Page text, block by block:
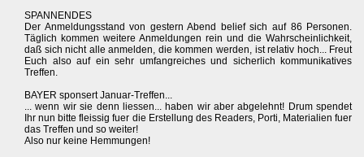
SPANNENDES
Der Anmeldungsstand von gestern Abend belief sich auf 86 Personen.
Täglich kommen weitere Anmeldungen rein und die Wahrscheinlichkeit,
daß sich nicht alle anmelden, die kommen werden, ist relativ hoch... Freut
Euch also auf ein sehr umfangreiches und sicherlich kommunikatives
Treffen.
BAYER sponsert Januar-Treffen...
... wenn wir sie denn liessen... haben wir aber abgelehnt! Drum spendet
Ihr nun bitte fleissig fuer die Erstellung des Readers, Porti, Materialien fuer
das Treffen und so weiter!
Also nur keine Hemmungen!